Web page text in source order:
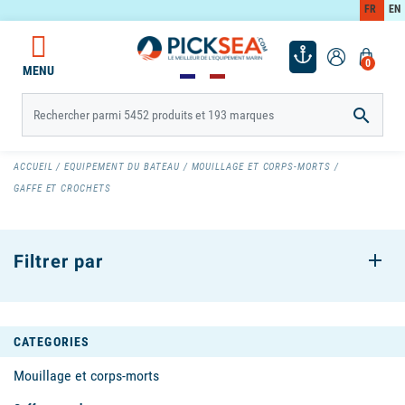
FR EN
0
MENU

ACCUEIL EQUIPEMENT DU BATEAU
MOUILLAGE ET CORPS-MORTS
GAFFE ET CROCHETS
CATEGORIES
Mouillage et corps-morts
Filtrer par